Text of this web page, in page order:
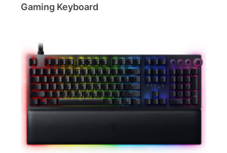
Gaming Keyboard